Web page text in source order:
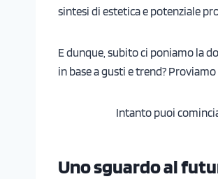
sintesi di estetica e potenziale
E dunque, subito ci poniamo la
in base a gusti e trend?
Intanto puoi
Uno sguardo al